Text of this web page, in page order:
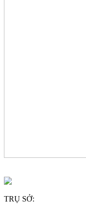
TRỤ SỞ: